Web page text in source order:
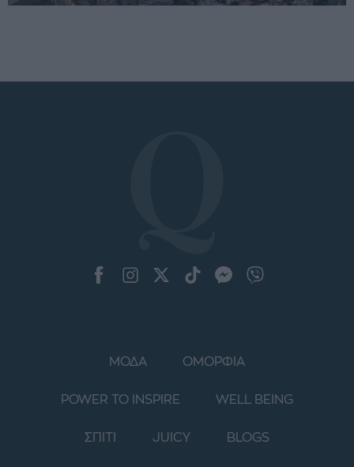
ΜΟΔΑ ΟΜΟΡΦΙΑ
POWER TO INSPIRE WELL BEING
ΣΠΙΤΙ JUICY BLOGS